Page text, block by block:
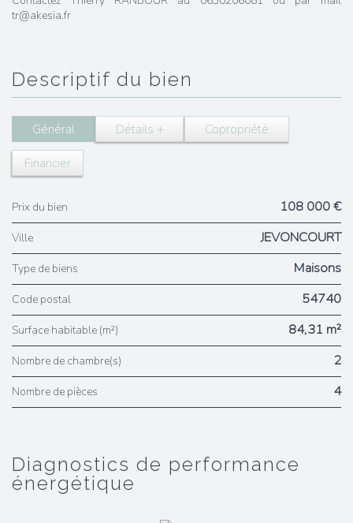
tr@akesia.fr
descriptif du bien
Général Détails + Copropriété
Financier
Prix du bien 108 000 €
Ville JEVONCOURT
Type de biens Maisons
Code postal 54740
Surface habitable (m²) 84,31 m²
Nombre de chambre(s) 2
Nombre de pièces 4
diagnostics de performance
énergétique